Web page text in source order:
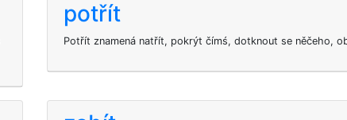
potřít
Potřít znamená natřít, pokrýt čímś, dotknout se něčeho,